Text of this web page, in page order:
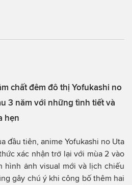
chất đêm đô thị Yofukashi no
3 năm với những tình tiết và
hẹn
đầu tiên, anime Yofukashi no Uta
xác nhận trở lại với mùa 2 vào
hình ảnh visual mới và lịch chiếu
gây chú ý khi công bố thêm hai